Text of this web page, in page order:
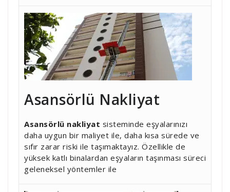
Asansörlü Nakliyat
Asansörlü nakliyat sisteminde eşyalarınızı
daha uygun bir maliyet ile, daha kısa sürede ve
sıfır zarar riski ile taşımaktayız. Özellikle de
yüksek katlı binalardan eşyaların taşınması süreci
geleneksel yöntemler ile